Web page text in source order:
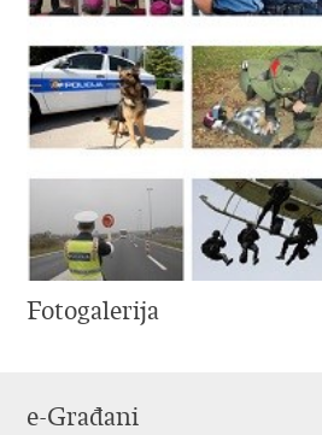
Fotogalerija
e-Građani